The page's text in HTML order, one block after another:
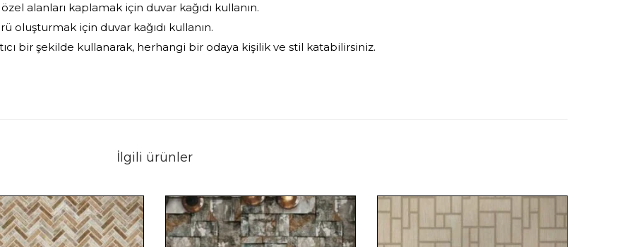
alanları kaplamak için duvar kağıdı kullanın.
oluşturmak için duvar kağıdı kullanın.
bir şekilde kullanarak, herhangi bir odaya kişilik ve stil katabilirsiniz.
İlgili ürünler